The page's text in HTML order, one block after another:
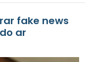
fake news
ar